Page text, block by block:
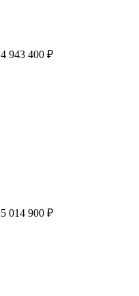
4 943 400 ₽
5 014 900 ₽